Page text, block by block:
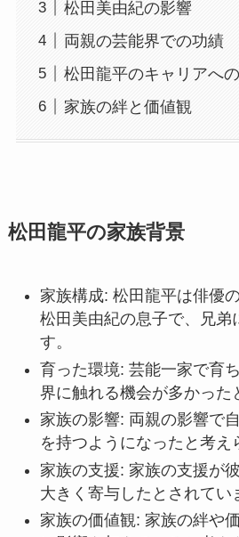
松田美由紀の影響
両親の芸能界での功績
松田龍平のキャリアへ
家族の絆と価値観
松田龍平の家族背景
家族構成: 松田龍平は俳優
松田美由紀の息子で、兄弟
す。
育った環境: 芸能一家で育
界に触れる機会が多かった
家族の影響: 両親の影響で
を持つようになったと考え
家族の支援: 家族の支援が
大きく寄与したとされてい
家族の価値観: 家族の絆や